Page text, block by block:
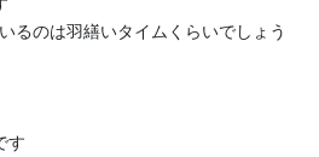
るのは羽繕いタイムくらいでしょう
す